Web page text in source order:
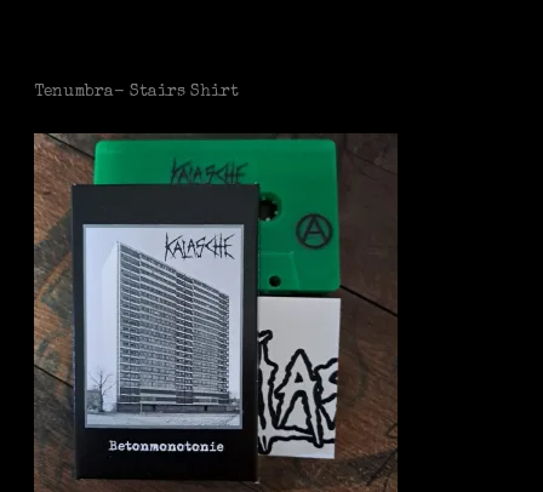
Tenumbra- Stairs Shirt